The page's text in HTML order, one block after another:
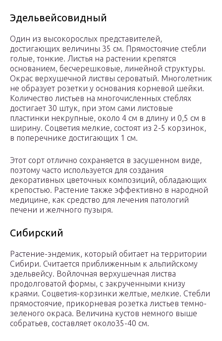
Эдельвейсовидный
Один из высокорослых представителей,
достигающих величины 35 см. Прямостоячие стебли
голые, тонкие. Листья на растении крепятся
основанием, бесчерешковые, линейной структуры.
Окрас верхушечной листвы сероватый. Многолетник
не образует розетки у основания корневой шейки.
Количество листьев на многочисленных стеблях
достигает 30 штук, при этом сами листовые
пластинки некрупные, около 4 см в длину и 0,5 см в
ширину. Соцветия мелкие, состоят из 2-5 корзинок,
в поперечнике достигающих 1 см.
Этот сорт отлично сохраняется в засушенном виде,
поэтому часто используется для создания
декоративных цветочных композиций, обладающих
крепостью. Растение также эффективно в народной
медицине, как средство для лечения патологий
печени и желчного пузыря.
Сибирский
Растение-эндемик, который обитает на территории
Сибири. Считается приближенным к альпийскому
эдельвейсу. Войлочная верхушечная листва
продолговатой формы, с закрученными книзу
краями. Соцветия-корзинки желтые, мелкие. Стебли
прямостоячие, прикорневая розетка листьев темно-
зеленого окраса. Величина кустов немного выше
собратьев, составляет около35-40 см.